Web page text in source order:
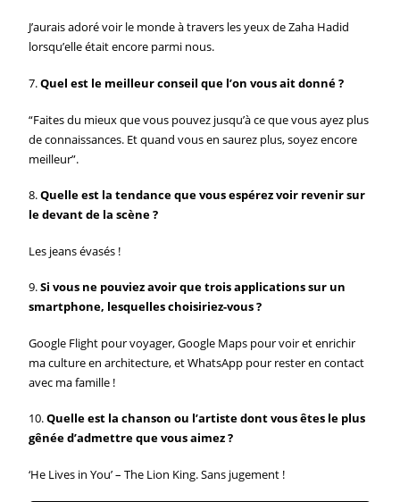
J’aurais adoré voir le monde à travers les yeux de Zaha Hadid
lorsqu’elle était encore parmi nous.
7.Quel est le meilleur conseil que l’on vous ait donné ?
“Faites du mieux que vous pouvez jusqu’à ce que vous ayez plus
de connaissances. Et quand vous en saurez plus, soyez encore
meilleur”.
8.Quelle est la tendance que vous espérez voir revenir sur
le devant de la scène ?
Les jeans évasés !
9.Si vous ne pouviez avoir que trois applications sur un
smartphone, lesquelles choisiriez-vous ?
Google Flight pour voyager, Google Maps pour voir et enrichir
ma culture en architecture, et WhatsApp pour rester en contact
avec ma famille !
10.Quelle est la chanson ou l’artiste dont vous êtes le plus
gênée d’admettre que vous aimez ?
‘He Lives in You’ – The Lion King. Sans jugement !